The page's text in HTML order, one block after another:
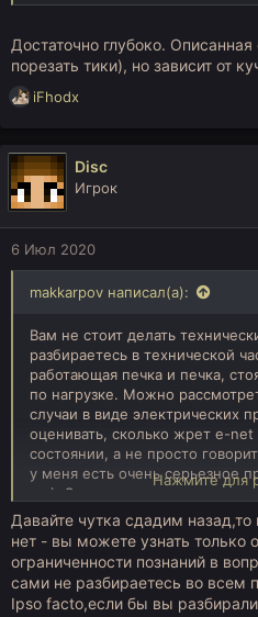
Достаточно глубоко.
порезать тики), но зависит от
Р
к
ц
и
:
iFhodx
Disc
Игрок
6 Июл 2020
makkarpov написал(а):
Вам не стоит делать
разбираетесь в технической
работающая печка и печка,
по нагрузке. Можно
случаи в виде электрических
оценивать, сколько жрет e-
состоянии, а не просто
у меня есть очень серьезное
же). Это первое.
Нажмите для
Давайте чутка сдадим
нет - вы можете узнать только
ограниченности познаний в
сами не разбираетесь во всем
Ipso facto,если бы вы